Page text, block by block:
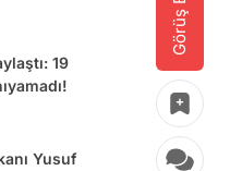
19
Yusuf